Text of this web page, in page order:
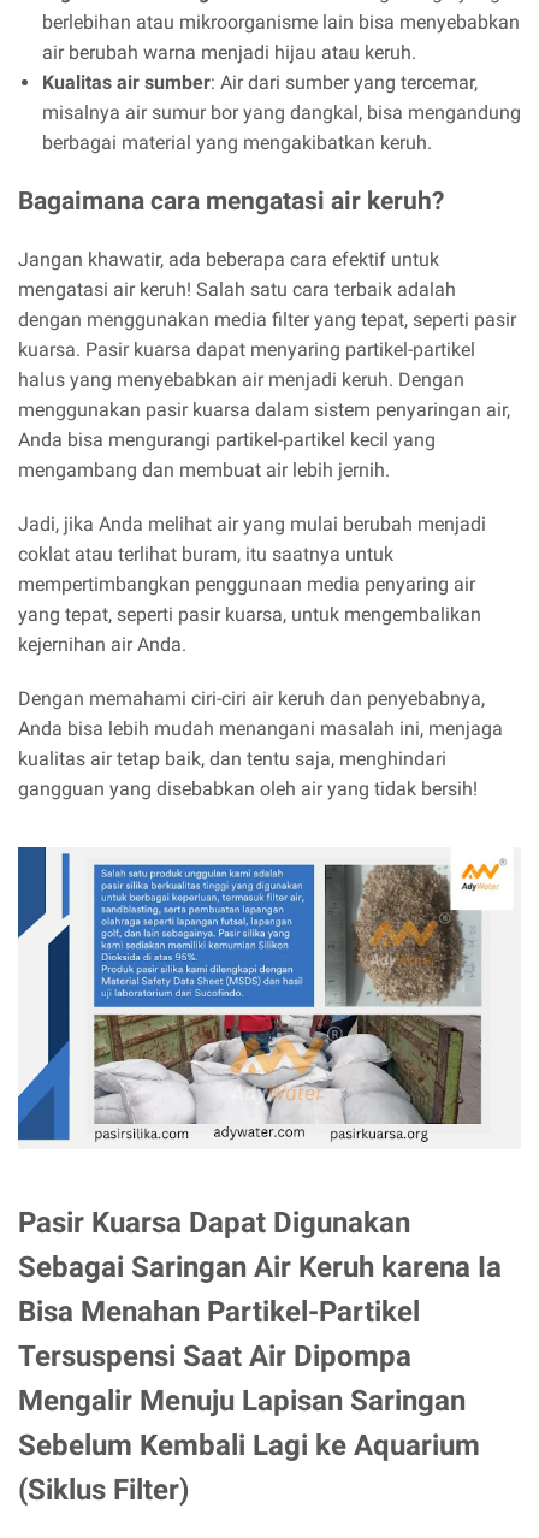
berlebihan atau mikroorganisme lain bisa menyebabkan
air berubah warna menjadi hijau atau keruh.
Kualitas air sumber: Air dari sumber yang tercemar,
misalnya air sumur bor yang dangkal, bisa mengandung
berbagai material yang mengakibatkan keruh.
Bagaimana cara mengatasi air keruh?
Jangan khawatir, ada beberapa cara efektif untuk
mengatasi air keruh! Salah satu cara terbaik adalah
dengan menggunakan media filter yang tepat, seperti pasir
kuarsa. Pasir kuarsa dapat menyaring partikel-partikel
halus yang menyebabkan air menjadi keruh. Dengan
menggunakan pasir kuarsa dalam sistem penyaringan air,
Anda bisa mengurangi partikel-partikel kecil yang
mengambang dan membuat air lebih jernih.
Jadi, jika Anda melihat air yang mulai berubah menjadi
coklat atau terlihat buram, itu saatnya untuk
mempertimbangkan penggunaan media penyaring air
yang tepat, seperti pasir kuarsa, untuk mengembalikan
kejernihan air Anda.
Dengan memahami ciri-ciri air keruh dan penyebabnya,
Anda bisa lebih mudah menangani masalah ini, menjaga
kualitas air tetap baik, dan tentu saja, menghindari
gangguan yang disebabkan oleh air yang tidak bersih!
Pasir Kuarsa Dapat Digunakan
Sebagai Saringan Air Keruh karena Ia
Bisa Menahan Partikel-Partikel
Tersuspensi Saat Air Dipompa
Mengalir Menuju Lapisan Saringan
Sebelum Kembali Lagi ke Aquarium
(Siklus Filter)